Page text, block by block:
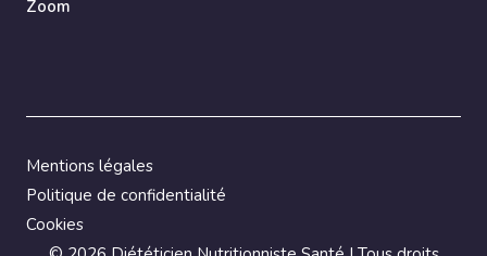
Zoom
Mentions légales
Politique de confidentialité
Cookies